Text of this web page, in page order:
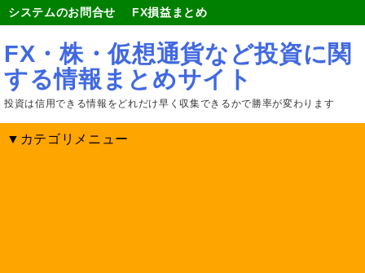
システムのお問合せ FX損益まとめ
FX・株・仮想通貨など投資に関
する情報まとめサイト
投資は信用できる情報をどれだけ早く収集できるかで勝率が変わります
▼カテゴリメニュー